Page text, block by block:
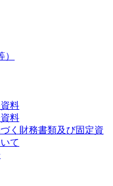
料
料
く財務書類及び固定資
て